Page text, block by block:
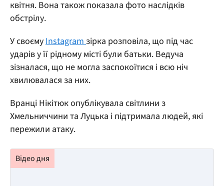
квітня. Вона також показала фото наслідків
обстрілу.
У своєму Instagram зірка розповіла, що під час
ударів у її рідному місті були батьки. Ведуча
зізналася, що не могла заспокоїтися і всю ніч
хвилювалася за них.
Вранці Нікітюк опублікувала світлини з
Хмельниччини та Луцька і підтримала людей, які
пережили атаку.